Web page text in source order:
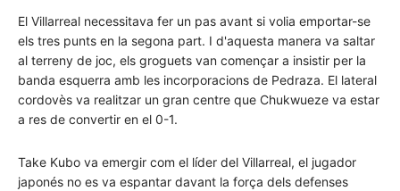
El Villarreal necessitava fer un pas avant si volia emportar-se
els tres punts en la segona part. I d'aquesta manera va saltar
al terreny de joc, els groguets van començar a insistir per la
banda esquerra amb les incorporacions de Pedraza. El lateral
cordovès va realitzar un gran centre que Chukwueze va estar
a res de convertir en el 0-1.
Take Kubo va emergir com el líder del Villarreal, el jugador
japonés no es va espantar davant la força dels defenses